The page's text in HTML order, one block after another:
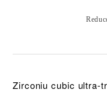
Zirconiu cubic ultra-